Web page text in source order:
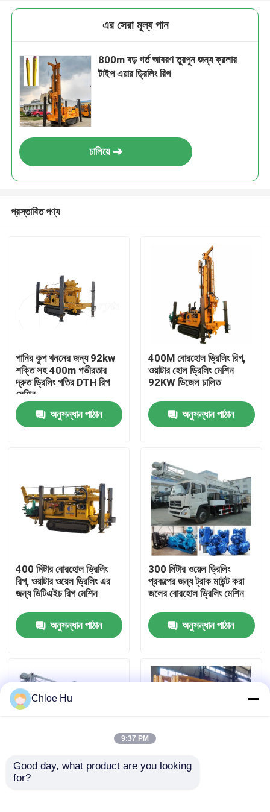
পণ্য
কারখানা ভ্রমণ
মান নিয়ন্ত্রণ
মামলা
ড্রিল রিগ মেশিন
এর সেরা মূল্য পান
800m বড় গর্ত আবরণ তুরপুন জন্য ক্রলার
টাইপ এয়ার ড্রিলিং রিগ
চালিয়ে
প্রস্তাবিত পণ্য
পানির কূপ খননের জন্য 92kw
শক্তি সহ 400m গভীরতার
দ্রুত ড্রিলিং গতির DTH রিগ
মেশিন
অনুসন্ধান পাঠান
400M বোরহোল ড্রিলিং রিগ,
ওয়াটার হোল ড্রিলিং মেশিন
92KW ডিজেল চালিত
অনুসন্ধান পাঠান
400 মিটার বোরহোল ড্রিলিং
রিগ, ওয়াটার ওয়েল ড্রিলিং এর
জন্য ডিটিএইচ রিগ মেশিন
অনুসন্ধান পাঠান
300 মিটার ওয়েল ড্রিলিং
প্রকল্পের জন্য ট্রাক মাউন্ট করা
জলের বোরহোল ড্রিলিং মেশিন
অনুসন্ধান পাঠান
DF300 6*4 বোরহোল ড্রিলিং
Chloe Hu
9:37 PM
Good day, what product are you looking
for?